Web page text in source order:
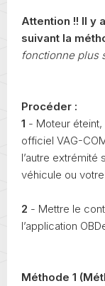
Attention !! Il y
suivant la
fonctionne plus
Procéder :
1 - Moteur
officiel VAG-
l’autre
véhicule ou
2 - Mettre le
l’application
Méthode 1